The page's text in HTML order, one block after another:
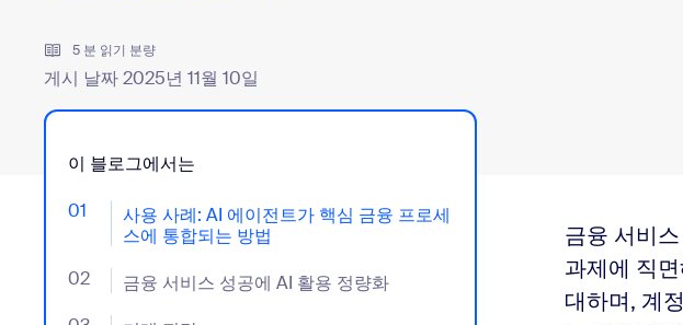
5 분 읽기 분량
게시 날짜 2025년 11월 10일
이 블로그에서는
01
사용 사례: AI 에이전트가 핵심 금융 프로세
스에 통합되는 방법
- Jumplink to 사용 사례: AI 에이전트가 핵심 금융 프로세스에 통합되는 방법
02 금융 서비스 성공에 AI 활용 정량화
- Jumplink to 금융 서비스 성공에 AI 활용 정량화
금융 서비
과제에 직
대하며, 계